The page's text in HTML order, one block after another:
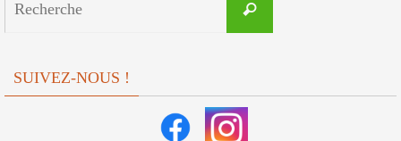
Recherche
SUIVEZ-NOUS !